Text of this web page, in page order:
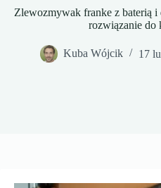
Zlewozmywak franke z baterią
rozwiązanie do
Kuba Wójcik 17